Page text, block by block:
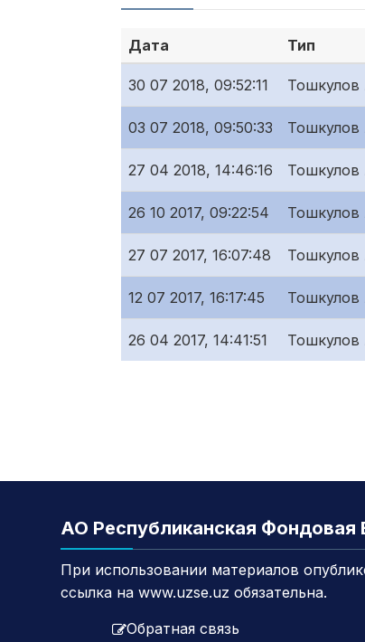
Дата Тип
30 07 2018, 09:52:11
03 07 2018, 09:50:33
27 04 2018, 14:46:16
26 10 2017, 09:22:54
27 07 2017, 16:07:48
12 07 2017, 16:17:45
26 04 2017, 14:41:51
АО Республиканская
При использовании материалов
ссылка на www.uzse.uz обязательна.
Обратная связь